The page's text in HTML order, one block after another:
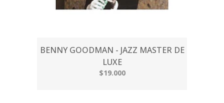
BENNY GOODMAN - JAZZ MASTER DE
LUXE
$19.000